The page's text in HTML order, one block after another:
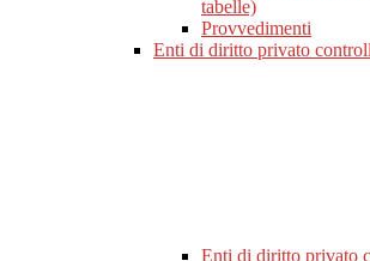
tabelle)
Provvedimenti
Enti di diritto privato
Enti di diritto privato